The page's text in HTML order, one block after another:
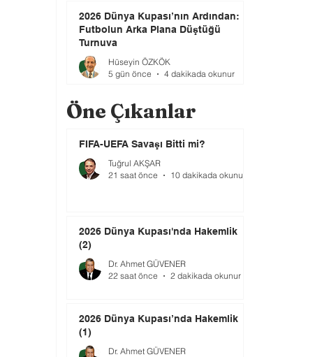
2026 Dünya Kupası’nın Ardından:
Futbolun Arka Plana Düştüğü
Turnuva
Hüseyin ÖZKÖK
5 gün önce
4 dakikada okunur
Öne Çıkanlar
FIFA-UEFA Savaşı Bitti mi?
Tuğrul AKŞAR
21 saat önce
10 dakikada okunur
2026 Dünya Kupası'nda Hakemlik
(2)
Dr. Ahmet GÜVENER
22 saat önce
2 dakikada okunur
2026 Dünya Kupası’nda Hakemlik
(1)
Dr. Ahmet GÜVENER